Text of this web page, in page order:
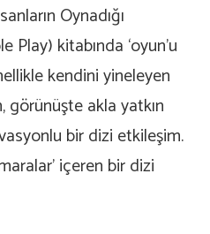
Oynadığı
Play) kitabında ‘oyun’u
kendini yineleyen
akla yatkın
bir dizi etkileşim.
içeren bir dizi